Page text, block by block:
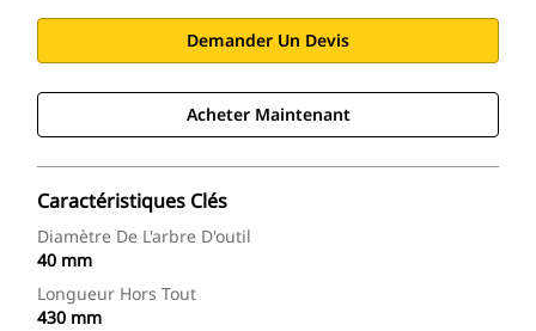
Demander Un Devis
Acheter Maintenant
Caractéristiques Clés
Diamètre De L'arbre D'outil
40 mm
Longueur Hors Tout
430 mm